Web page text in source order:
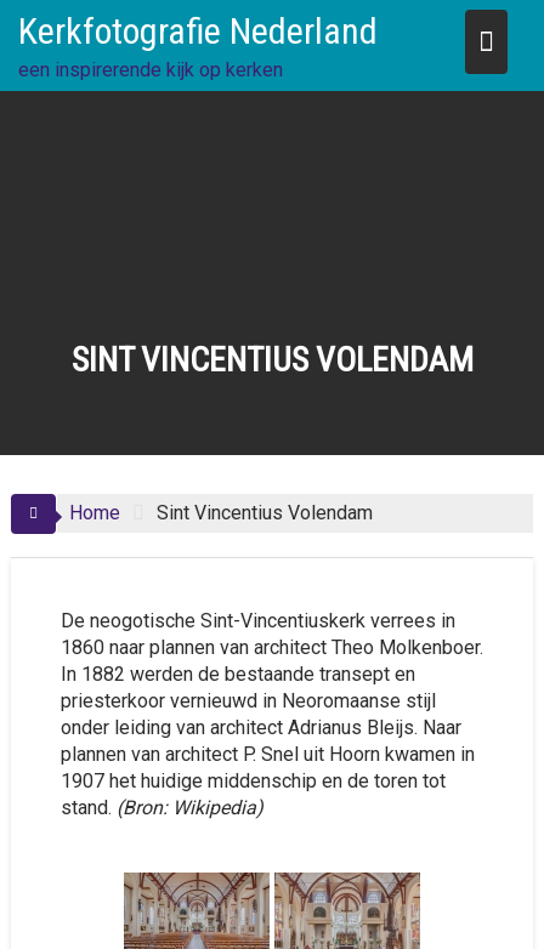
content
Kerkfotografie Nederland
een inspirerende kijk op kerken
SINT VINCENTIUS VOLENDAM
Home Sint Vincentius Volendam
De neogotische Sint-Vincentiuskerk verrees in
1860 naar plannen van architect Theo Molkenboer.
In 1882 werden de bestaande transept en
priesterkoor vernieuwd in Neoromaanse stijl
onder leiding van architect Adrianus Bleijs. Naar
plannen van architect P. Snel uit Hoorn kwamen in
1907 het huidige middenschip en de toren tot
stand. (Bron: Wikipedia)